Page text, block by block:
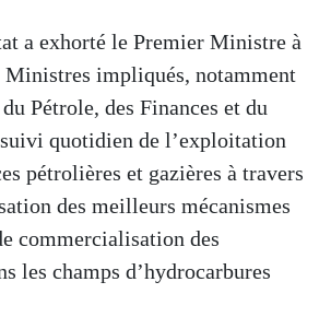
a exhorté le Premier Ministre à
impliqués, notamment
Pétrole, des Finances et du
quotidien de l’exploitation
pétrolières et gazières à travers
des meilleurs mécanismes
commercialisation des
les champs d’hydrocarbures